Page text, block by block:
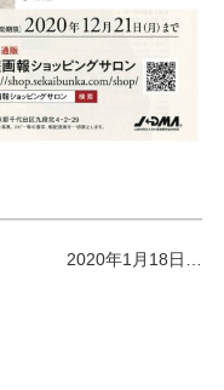
2020年1月18日…